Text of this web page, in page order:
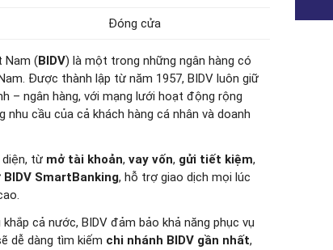
Đóng cửa
Nam (BIDV) là một trong những ngân hàng có
Được thành lập từ năm 1957, BIDV luôn giữ
– ngân hàng, với mạng lưới hoạt động rộng
cầu của cả khách hàng cá nhân và doanh
diện, từ mở tài khoản, vay vốn, gửi tiết kiệm,
BIDV SmartBanking, hỗ trợ giao dịch mọi lúc
cả nước, BIDV đảm bảo khả năng phục vụ
dễ dàng tìm kiếm chi nhánh BIDV gần nhất,